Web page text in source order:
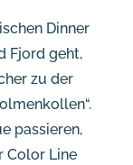
Dinner
Fjord geht,
zu der
passieren,
Color Line